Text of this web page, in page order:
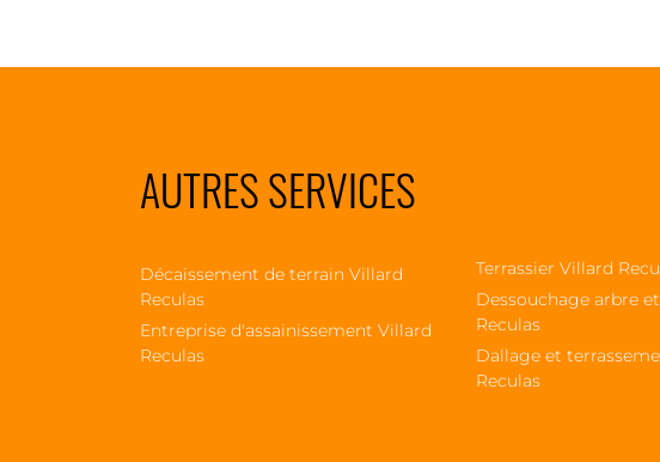
AUTRES SERVICES
Décaissement de terrain Villard
Reculas
Entreprise d'assainissement Villard
Reculas
Terrassier Villard
Dessouchage arbre
Reculas
Dallage et
Reculas